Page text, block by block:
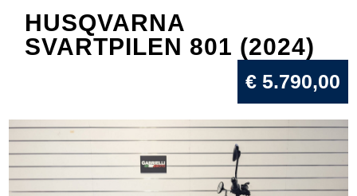
HUSQVARNA
SVARTPILEN 801 (2024)
€ 5.790,00